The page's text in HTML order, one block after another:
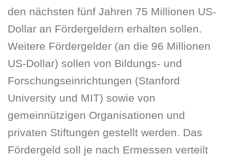
den nächsten fünf Jahren 75 Millionen US-
Dollar an Fördergeldern erhalten sollen.
Weitere Fördergelder (an die 96 Millionen
US-Dollar) sollen von Bildungs- und
Forschungseinrichtungen (Stanford
University und MIT) sowie von
gemeinnützigen Organisationen und
privaten Stiftungen gestellt werden. Das
Fördergeld soll je nach Ermessen verteilt